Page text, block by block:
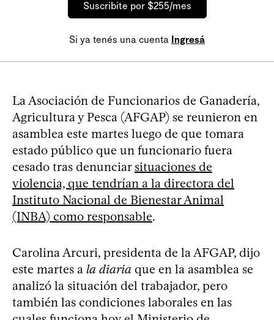
Suscribite por $255/mes
Si ya tenés una cuenta Ingresá
La Asociación de Funcionarios de Ganadería,
Agricultura y Pesca (AFGAP) se reunieron en
asamblea este martes luego de que tomara
estado público que un funcionario fuera
cesado tras denunciar situaciones de
violencia, que tendrían a la directora del
Instituto Nacional de Bienestar Animal
(INBA) como responsable.
Carolina Arcuri, presidenta de la AFGAP, dijo
este martes a la diaria que en la asamblea se
analizó la situación del trabajador, pero
también las condiciones laborales en las